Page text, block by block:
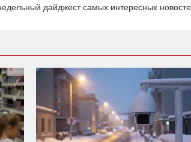
дайджест самых интересных